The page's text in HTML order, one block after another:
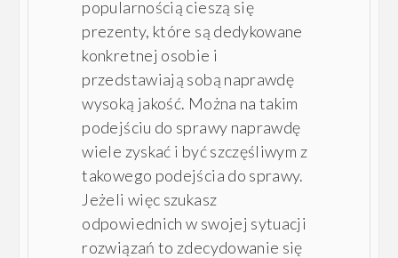
popularnością cieszą się
prezenty, które są dedykowane
konkretnej osobie i
przedstawiają sobą naprawdę
wysoką jakość. Można na takim
podejściu do sprawy naprawdę
wiele zyskać i być szczęśliwym z
takowego podejścia do sprawy.
Jeżeli więc szukasz
odpowiednich w swojej sytuacji
rozwiązań to zdecydowanie się